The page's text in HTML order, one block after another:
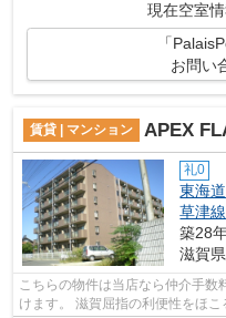
現在空室情
「
お問い
賃貸 | マンション APEX
礼0
東海
草津線
築28
滋賀県
こちらの物件は当店なら仲介手
けます。 滋賀屈指の利便性をほ